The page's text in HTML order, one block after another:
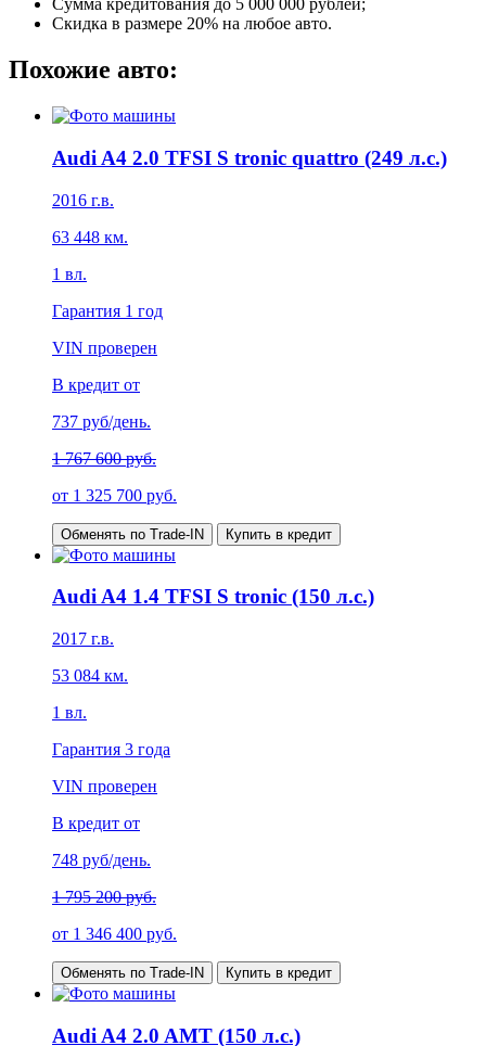
Сумма кредитования до 5 000 000 рублей;
Скидка в размере 20% на любое авто.
Похожие авто:
Audi A4 2.0 TFSI S tronic quattro (249 л.с.)
2016 г.в.
63 448 км.
1 вл.
Гарантия 1 год
VIN проверен
В кредит от
737 руб/день.
1 767 600 руб.
от 1 325 700 руб.
Обменять по Trade-IN Купить в кредит
Audi A4 1.4 TFSI S tronic (150 л.с.)
2017 г.в.
53 084 км.
1 вл.
Гарантия 3 года
VIN проверен
В кредит от
748 руб/день.
1 795 200 руб.
от 1 346 400 руб.
Обменять по Trade-IN Купить в кредит
Audi A4 2.0 AMT (150 л.с.)